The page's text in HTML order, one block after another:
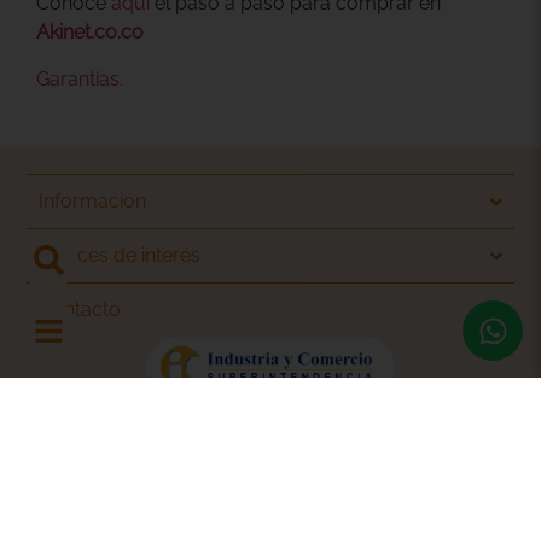
Akinet.co.co
Garantías.
Información
Enlaces de interés
Contacto